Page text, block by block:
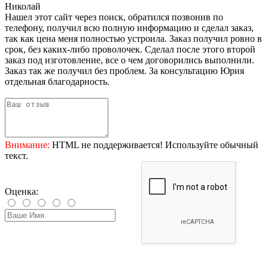
Николай
Нашел этот сайт через поиск, обратился позвонив по
телефону, получил всю полную информацию и сделал заказ,
так как цена меня полностью устроила. Заказ получил ровно в
срок, без каких-либо проволочек. Сделал после этого второй
заказ под изготовление, все о чем договорились выполнили.
Заказ так же получил без проблем. За консультацию Юрия
отдельная благодарность.
Внимание: HTML не поддерживается! Используйте обычный
текст.
Оценка: